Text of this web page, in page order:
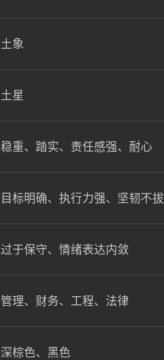
土象
土星
稳重、踏实、责任感强、耐心
目标明确、执行力强、坚韧不拔
过于保守、情绪表达内敛
管理、财务、工程、法律
深棕色、黑色